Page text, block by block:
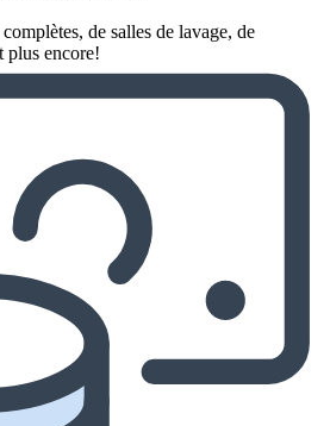
de salles de lavage, de
plus encore!